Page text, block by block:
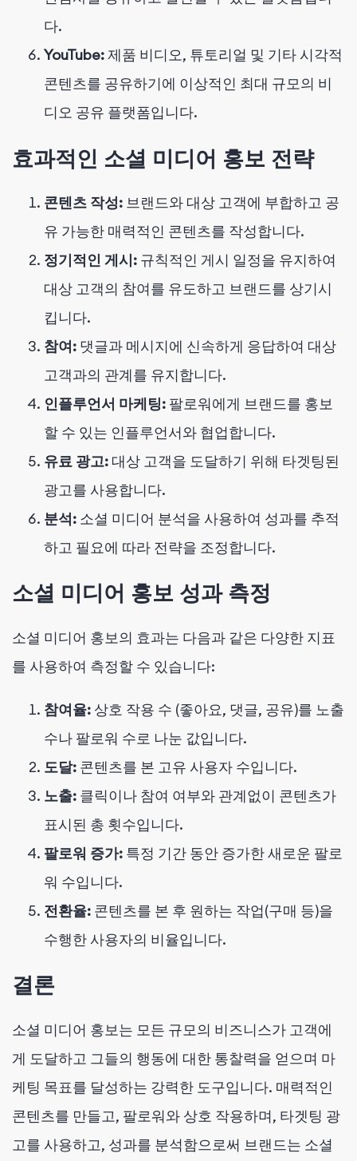
다.
YouTube:제품 비디오, 튜토리얼 및 기타 시각적
콘텐츠를 공유하기에 이상적인 최대 규모의 비
디오 공유 플랫폼입니다.
효과적인 소셜 미디어 홍보 전략
콘텐츠 작성: 브랜드와 대상 고객에 부합하고 공
유 가능한 매력적인 콘텐츠를 작성합니다.
정기적인 게시: 규칙적인 게시 일정을 유지하여
대상 고객의 참여를 유도하고 브랜드를 상기시
킵니다.
참여: 댓글과 메시지에 신속하게 응답하여 대상
고객과의 관계를 유지합니다.
인플루언서 마케팅: 팔로워에게 브랜드를 홍보
할 수 있는 인플루언서와 협업합니다.
유료 광고: 대상 고객을 도달하기 위해 타겟팅된
광고를 사용합니다.
분석: 소셜 미디어 분석을 사용하여 성과를 추적
하고 필요에 따라 전략을 조정합니다.
소셜 미디어 홍보 성과 측정
소셜 미디어 홍보의 효과는 다음과 같은 다양한 지표
를 사용하여 측정할 수 있습니다:
참여율: 상호 작용 수 (좋아요, 댓글, 공유)를 노출
수나 팔로워 수로 나눈 값입니다.
도달: 콘텐츠를 본 고유 사용자 수입니다.
노출: 클릭이나 참여 여부와 관계없이 콘텐츠가
표시된 총 횟수입니다.
팔로워 증가: 특정 기간 동안 증가한 새로운 팔로
워 수입니다.
전환율: 콘텐츠를 본 후 원하는 작업(구매 등)을
수행한 사용자의 비율입니다.
결론
소셜 미디어 홍보는 모든 규모의 비즈니스가 고객에
게 도달하고 그들의 행동에 대한 통찰력을 얻으며 마
케팅 목표를 달성하는 강력한 도구입니다. 매력적인
콘텐츠를 만들고, 팔로워와 상호 작용하며, 타겟팅 광
고를 사용하고, 성과를 분석함으로써 브랜드는 소셜